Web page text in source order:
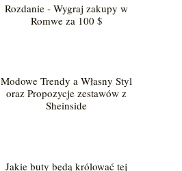
Rozdanie - Wygraj zakupy w
Romwe za 100 $
Modowe Trendy a Własny Styl
oraz Propozycje zestawów z
Sheinside
Jakie buty będą królować tej